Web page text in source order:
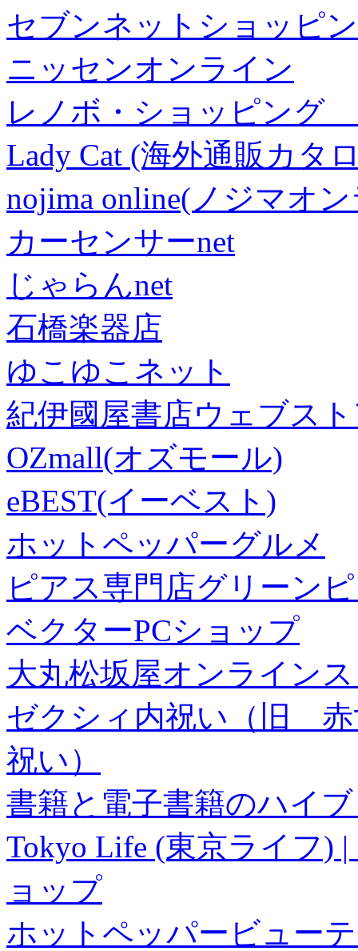
セブンネットショッピ
ニッセンオンライン
レノボ・ショッピング
Lady Cat (海外通販カタ
nojima online(ノジマオ
カーセンサーnet
じゃらんnet
石橋楽器店
ゆこゆこネット
紀伊國屋書店ウェブス
OZmall(オズモール)
eBEST(イーベスト)
ホットペッパーグルメ
ピアス専門店グリーン
ベクターPCショップ
大丸松坂屋オンライン
ゼクシィ内祝い（旧 赤
祝い）
書籍と電子書籍のハイ
Tokyo Life (東京ライフ)
ョップ
ホットペッパービュー